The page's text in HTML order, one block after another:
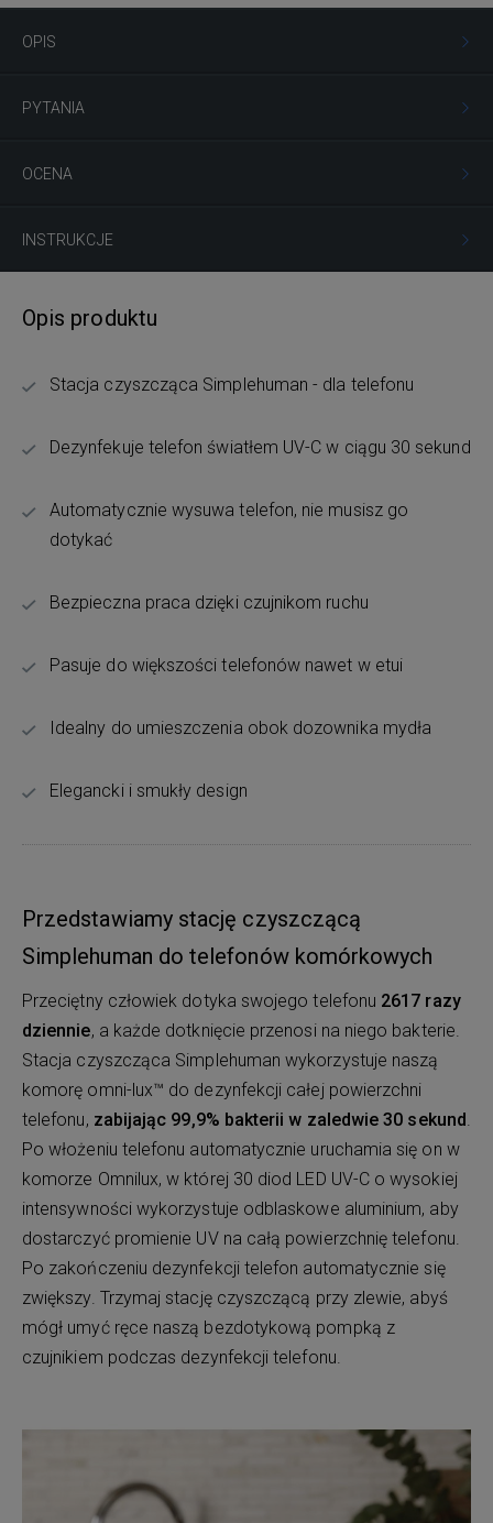
OPIS
PYTANIA
OCENA
INSTRUKCJE
Opis produktu
Stacja czyszcząca Simplehuman - dla telefonu
Dezynfekuje telefon światłem UV-C w ciągu 30 sekund
Automatycznie wysuwa telefon, nie musisz go
dotykać
Bezpieczna praca dzięki czujnikom ruchu
Pasuje do większości telefonów nawet w etui
Idealny do umieszczenia obok dozownika mydła
Elegancki i smukły design
Przedstawiamy stację czyszczącą
Simplehuman do telefonów komórkowych
Przeciętny człowiek dotyka swojego telefonu 2617 razy
dziennie, a każde dotknięcie przenosi na niego bakterie.
Stacja czyszcząca Simplehuman wykorzystuje naszą
komorę omni-lux™ do dezynfekcji całej powierzchni
telefonu, zabijając 99,9% bakterii w zaledwie 30 sekund.
Po włożeniu telefonu automatycznie uruchamia się on w
komorze Omnilux, w której 30 diod LED UV-C o wysokiej
intensywności wykorzystuje odblaskowe aluminium, aby
dostarczyć promienie UV na całą powierzchnię telefonu.
Po zakończeniu dezynfekcji telefon automatycznie się
zwiększy. Trzymaj stację czyszczącą przy zlewie, abyś
mógł umyć ręce naszą bezdotykową pompką z
czujnikiem podczas dezynfekcji telefonu.